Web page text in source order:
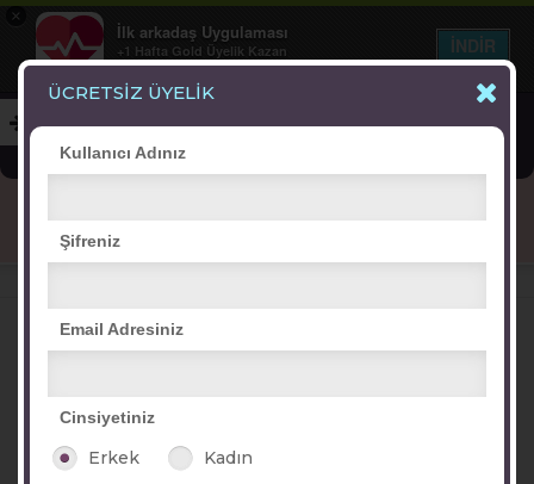
×
İlk arkadaş Uygulaması
+1 Hafta Gold Üyelik Kazan
Bedava - com.ilk.arkadas
İNDİR
Online Erkekler(380)
havva sema
ÜCRETSİZ ÜYELİK
Kullanıcı Adınız
Şifreniz
Email Adresiniz
Cinsiyetiniz
Erkek Kadın